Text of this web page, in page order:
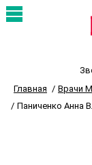
Главная Врачи
Паниченко Анна